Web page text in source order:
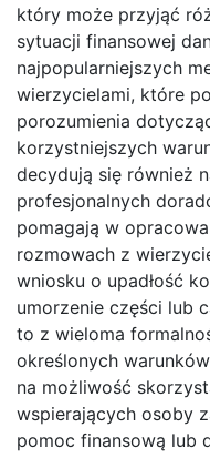
który może przyjąć
sytuacji finansowej
najpopularniejszych
wierzycielami, które
porozumienia
korzystniejszych
decydują się również
profesjonalnych
pomagają w
rozmowach z
wniosku o upadłość
umorzenie części lub
to z wieloma
określonych
na możliwość
wspierających osoby
pomoc finansową lub